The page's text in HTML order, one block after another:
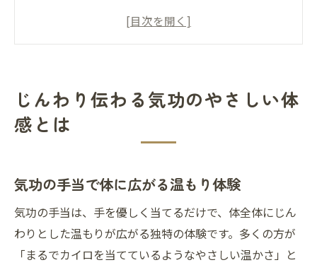
初めてでも安心の気功体感とは何か
気功で叶う心と身体の自然な癒し体験
気功が導く自然な癒しのプロセスとは
心も身体も整う気功のやさしい効果
自然治癒力を高める気功の魅力を紹介
ストレス緩和に役立つ気功の体験談
不調や疲れに気功のお手当てが効く理由
気功で不調改善が期待できるメカニズム
じんわり伝わる気功のやさしい体
感とは
気功の手当で体に広がる温もり体験
気功の手当は、手を優しく当てるだけで、体全体にじん
わりとした温もりが広がる独特の体験です。多くの方が
「まるでカイロを当てているようなやさしい温かさ」と